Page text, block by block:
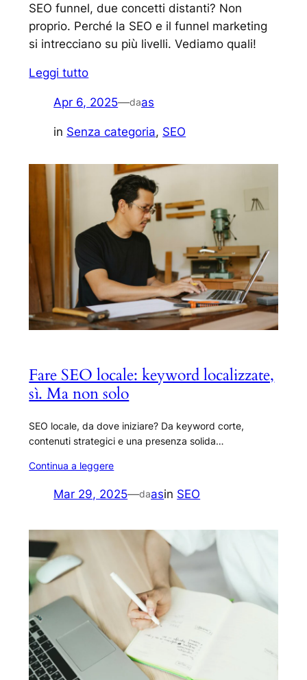
SEO funnel, due concetti distanti? Non
proprio. Perché la SEO e il funnel marketing
si intrecciano su più livelli. Vediamo quali!
Leggi tutto
Apr 6, 2025—daas
in Senza categoria, SEO
Fare SEO locale: keyword localizzate,
sì. Ma non solo
SEO locale, da dove iniziare? Da keyword corte,
contenuti strategici e una presenza solida…
Continua a leggere
Mar 29, 2025—daasin SEO